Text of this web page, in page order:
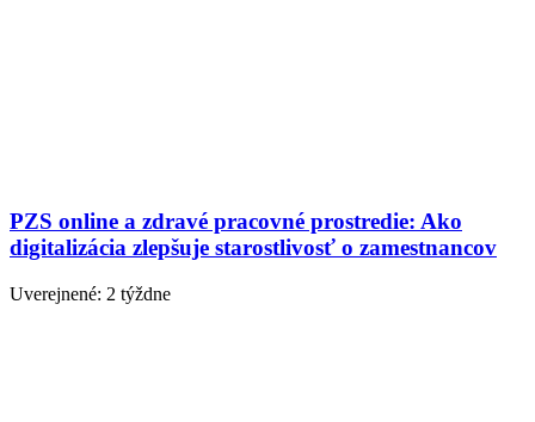
PZS online a zdravé pracovné prostredie: Ako
digitalizácia zlepšuje starostlivosť o zamestnancov
Uverejnené: 2 týždne